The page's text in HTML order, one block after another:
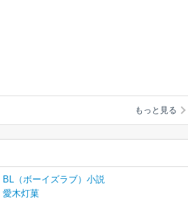
もっと見る
BL（ボーイズラブ）小説
愛木灯菓